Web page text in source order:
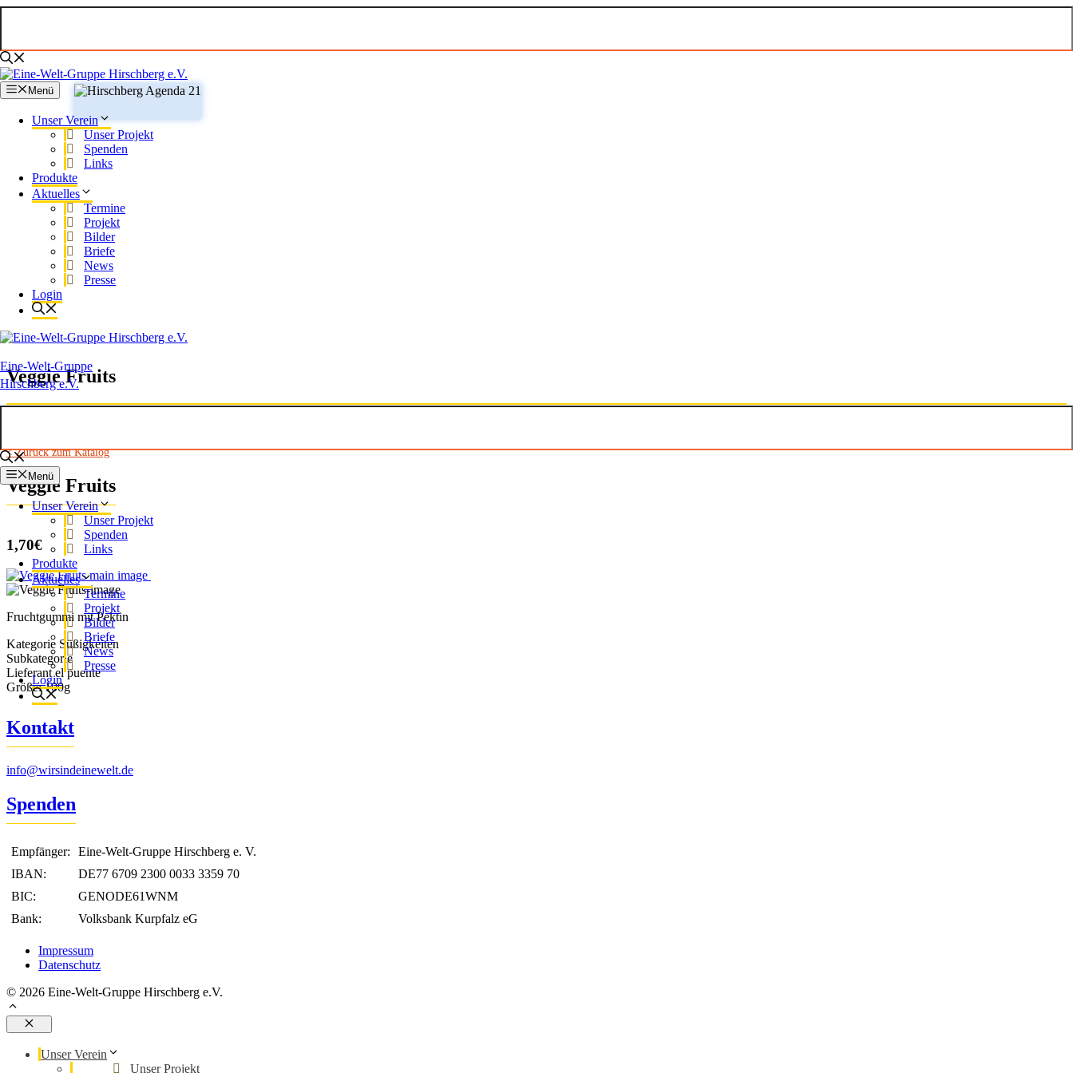
Zum
Menü
Unser Verein
Unser Projekt
Spenden
Links
Produkte
Aktuelles
Termine
Projekt
Bilder
Briefe
News
Presse
Login
Eine-Welt-Gruppe
Hirschberg e.V.
Menü
Unser Verein
Unser Projekt
Spenden
Links
Produkte
Aktuelles
Termine
Projekt
Bilder
Briefe
News
Presse
Login
Veggie Fruits
< Zurück zum Katalog
Veggie Fruits
1,70€
Fruchtgummi mit Pektin
Kategorie Süßigkeiten
Subkategorie
Lieferantel puente
Größe:100g
Kontakt
info@wirsindeinewelt.de
Spenden
Empfänger:
Eine-Welt-Gruppe Hirschberg e. V.
IBAN:
DE77 6709 2300 0033 3359 70
BIC:
GENODE61WNM
Bank:
Volksbank Kurpfalz eG
Impressum
Datenschutz
© 2026 Eine-Welt-Gruppe Hirschberg e.V.
Schließen
Unser Verein
Unser Projekt